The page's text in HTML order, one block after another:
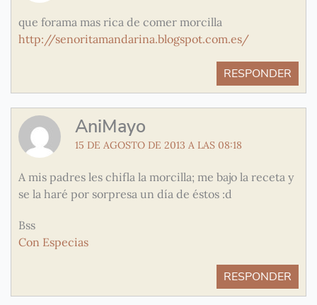
que forama mas rica de comer morcilla
http://senoritamandarina.blogspot.com.es/
RESPONDER
AniMayo
15 DE AGOSTO DE 2013 A LAS 08:18
A mis padres les chifla la morcilla; me bajo la receta y
se la haré por sorpresa un día de éstos :d
Bss
Con Especias
RESPONDER